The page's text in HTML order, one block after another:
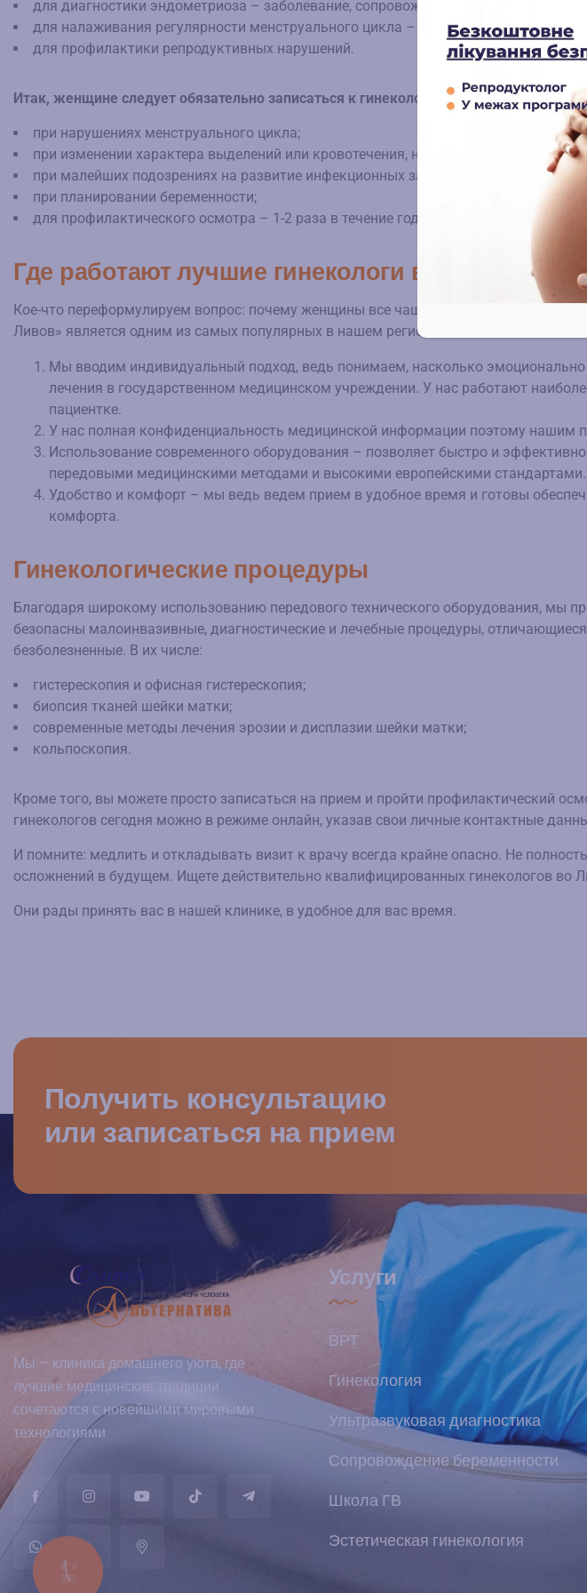
для диагностики эндометриоза – заболевание, сопровождающееся ростом
для налаживания регулярности менструального цикла – лечение требует
для профилактики репродуктивных нарушений.
Итак, женщине следует обязательно записаться к гинекологу:
при нарушениях менструального цикла;
при изменении характера выделений или кровотечения, не совпадающего с
при малейших подозрениях на развитие инфекционных заболеваний –
при планировании беременности;
для профилактического осмотра – 1-2 раза в течение года.
Где работают лучшие гинекологи во Львове?
Кое-что переформулируем вопрос: почему женщины все чаще стремятся
Ливов» является одним из самых популярных в нашем регионе? Вот лишь
Мы вводим индивидуальный подход, ведь понимаем, насколько
лечения в государственном медицинском учреждении. У нас работают
пациентке.
У нас полная конфиденциальность медицинской информации поэтому нашим
Использование современного оборудования – позволяет быстро и
передовыми медицинскими методами и высокими европейскими стандартами.
Удобство и комфорт – мы ведь ведем прием в удобное время и готовы
комфорта.
Гинекологические процедуры
Благодаря широкому использованию передового технического оборудования, мы
безопасны малоинвазивные, диагностические и лечебные процедуры,
безболезненные. В их числе:
гистерескопия и офисная гистерескопия;
биопсия тканей шейки матки;
современные методы лечения эрозии и дисплазии шейки матки;
кольпоскопия.
Кроме того, вы можете просто записаться на прием и пройти профилактический
гинекологов сегодня можно в режиме онлайн, указав свои личные контактные
И помните: медлить и откладывать визит к врачу всегда крайне опасно. Не
осложнений в будущем. Ищете действительно квалифицированных гинекологов во
Они рады принять вас в нашей клинике, в удобное для вас время.
Получить консультацию
или записаться на прием
Мы – клиника домашнего уюта, где
лучшие медицинские традиции
сочетаются с новейшими мировыми
технологиями
Услуги
ВРТ
Гинекология
Ультразвуковая диагностика
Сопровождение беременности
Школа ГВ
Эстетическая гинекология
КНОПКА
ЗВ'ЯЗКУ